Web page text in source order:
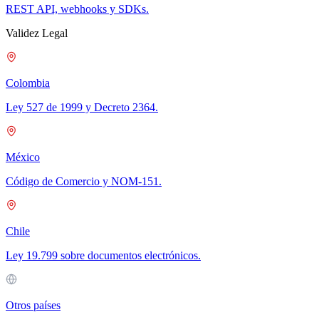
REST API, webhooks y SDKs.
Validez Legal
Colombia
Ley 527 de 1999 y Decreto 2364.
México
Código de Comercio y NOM-151.
Chile
Ley 19.799 sobre documentos electrónicos.
Otros países